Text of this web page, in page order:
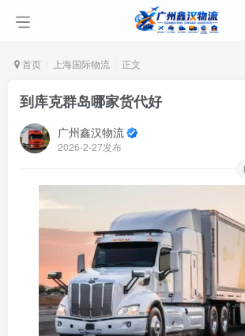
首页 上海国际物流 正文
到库克群岛哪家货代好
广州鑫汉物流
2026-2-27发布